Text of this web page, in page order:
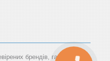
брендів, гарантія,